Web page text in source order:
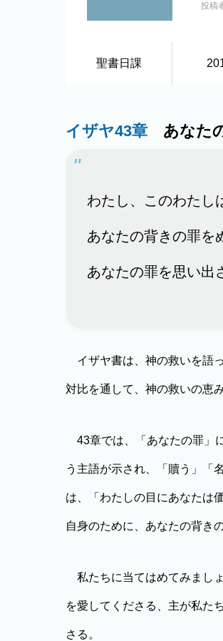
投稿
聖書日課
イザヤ43章 あなた
わたし、このわたし
あなたの背きの罪を
あなたの罪を思い出
イザヤ書は、神の救いを語
対比を通して、神の救いの恵
43章では、「あなたの罪」
う主語が示され、「贖う」「
は、「わたしの目にあなたは
自身のために、あなたの背き
私たちに当てはめてみまし
を愛してくださる、主が私た
さる。